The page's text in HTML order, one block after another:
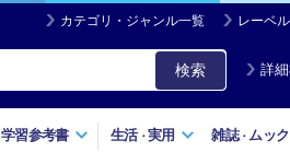
カテゴリ・ジャンル一覧 レーベ
検索 詳
学習参考書 生活・実用 雑誌・ ムック